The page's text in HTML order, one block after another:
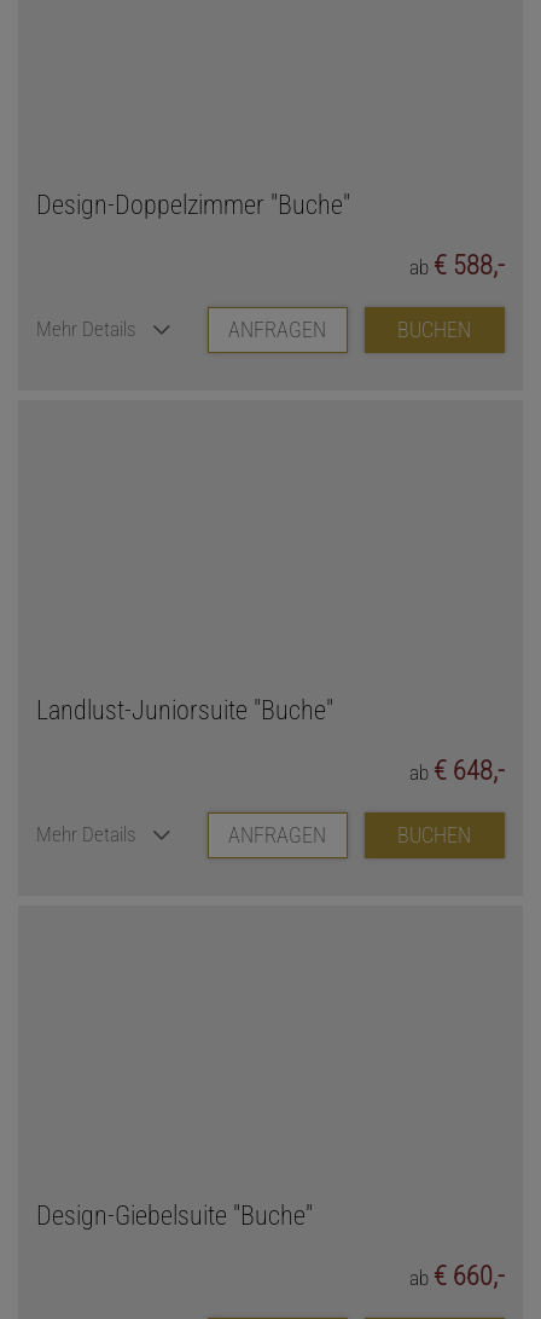
Design-Doppelzimmer "Buche"
ab € 588,-
Mehr Details ANFRAGEN BUCHEN
Landlust-Juniorsuite "Buche"
ab € 648,-
Mehr Details ANFRAGEN BUCHEN
Design-Giebelsuite "Buche"
ab € 660,-